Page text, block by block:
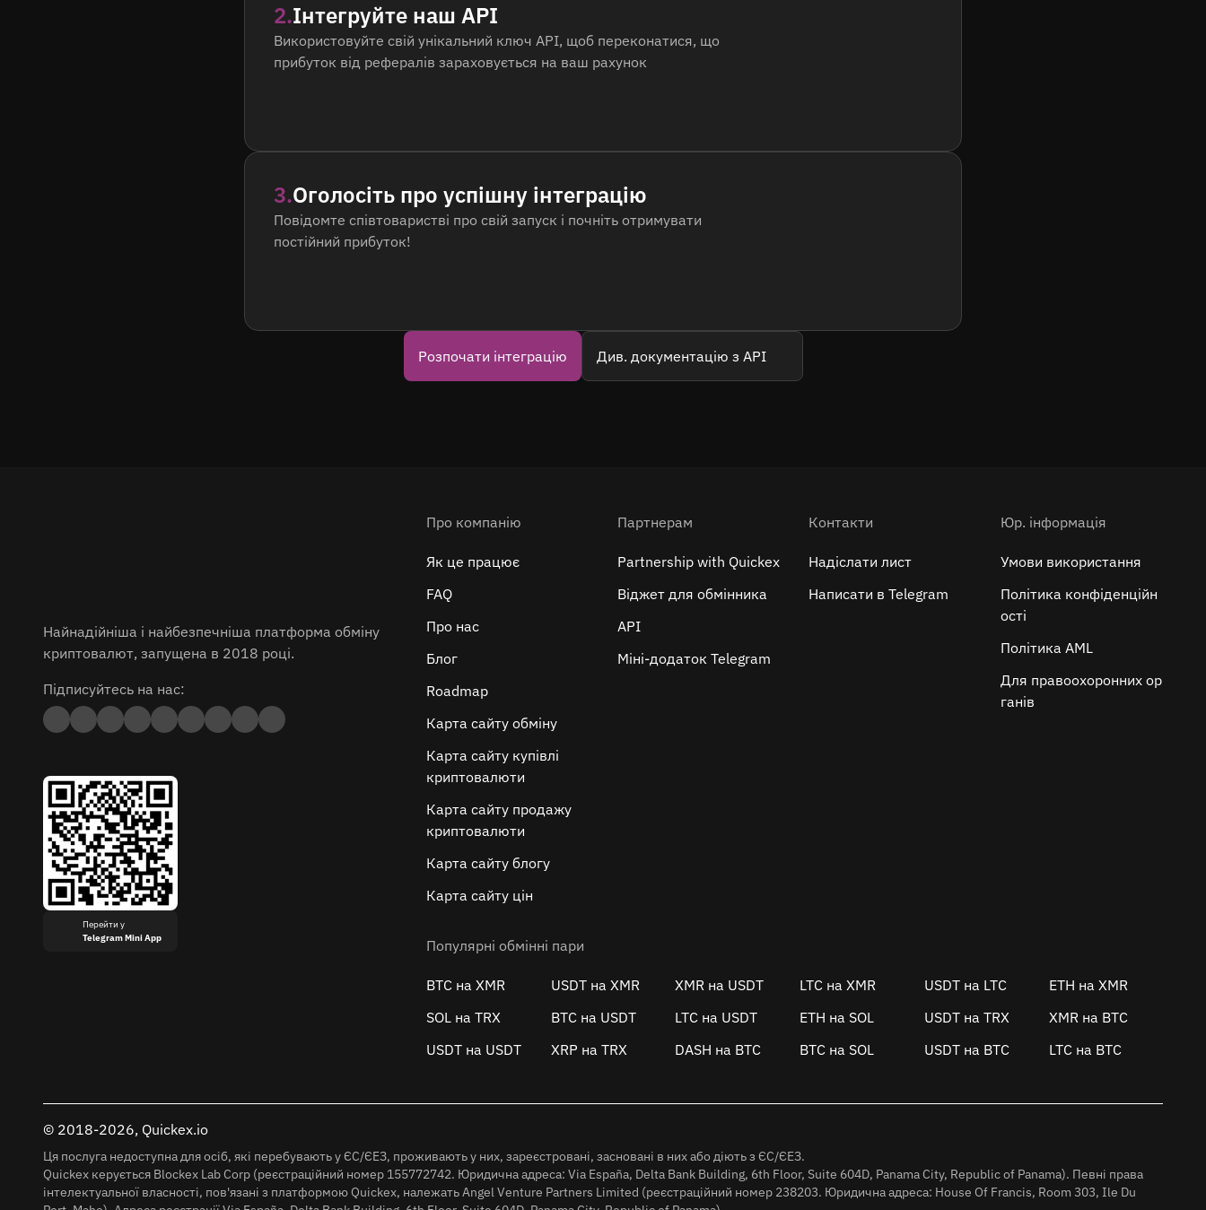
2.Інтегруйте наш API
Використовуйте свій унікальний ключ API, щоб переконатися, що
прибуток від рефералів зараховується на ваш рахунок
3.Оголосіть про успішну інтеграцію
Повідомте співтоваристві про свій запуск і почніть отримувати
постійний прибуток!
Розпочати інтеграцію Див. документацію з API
Найнадійніша і найбезпечніша платформа обміну
криптовалют, запущена в 2018 році.
Підписуйтесь на нас:
Перейти у
Telegram Mini App
Про компанію
Як це працює
FAQ
Про нас
Блог
Roadmap
Карта сайту обміну
Карта сайту купівлі
криптовалюти
Карта сайту продажу
криптовалюти
Карта сайту блогу
Карта сайту цін
Партнерам
Partnership with Quickex
Віджет для обмінника
API
Міні-додаток Telegram
Контакти
Надіслати лист
Написати в Telegram
Юр. інформація
Умови використання
Політика конфіденційн
ості
Політика AML
Для правоохоронних ор
ганів
Популярні обмінні пари
BTC на XMR USDT на XMR XMR на USDT LTC на XMR USDT на LTC
ETH на XMR
SOL на TRX
BTC на USDT LTC на USDT ETH на SOL USDT на TRX
XMR на BTC
USDT на USDT
XRP на TRX DASH на BTC BTC на SOL USDT на BTC LTC на BTC
© 2018-2026, Quickex.io
Ця послуга недоступна для осіб, які перебувають у ЄС/ЄЕЗ, проживають у них, зареєстровані, засновані в них або діють з ЄС/ЄЕЗ.
Quickex керується Blockex Lab Corp (реєстраційний номер 155772742. Юридична адреса: Via España, Delta Bank Building, 6th Floor, Suite 604D, Panama City, Republic of Panama). Певні права
інтелектуальної власності, пов'язані з платформою Quickex, належать Angel Venture Partners Limited (реєстраційний номер 238203. Юридична адреса: House Of Francis, Room 303, Ile Du